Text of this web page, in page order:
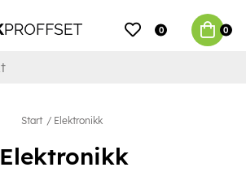
0 0
Start Elektronikk
Elektronikk